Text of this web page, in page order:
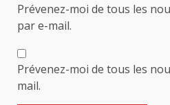
Prévenez-moi de tous les
par e-mail.
Prévenez-moi de tous les
mail.